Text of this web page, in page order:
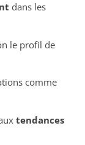
dans les
le profil de
comme
tendances